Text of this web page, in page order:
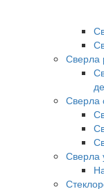
Сверла
Сверла
Сверла